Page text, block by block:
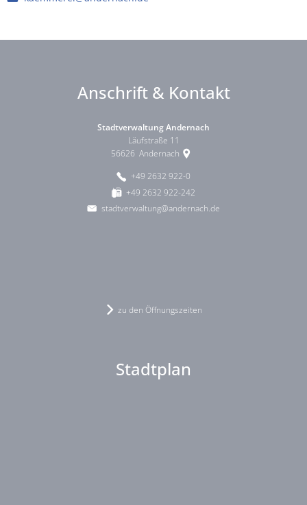
Anschrift & Kontakt
Stadtverwaltung Andernach
Läufstraße 11
56626 Andernach
+49 2632 922-0
+49 2632 922-242
stadtverwaltung@andernach.de
zu den Öffnungszeiten
Stadtplan